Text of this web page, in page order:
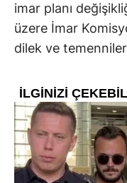
imar planı
üzere İmar
dilek ve